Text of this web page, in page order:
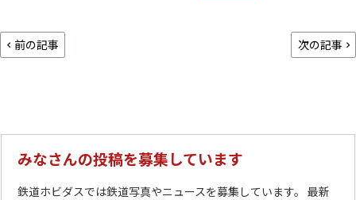
前の記事 次の記事
みなさんの投稿を募集しています
鉄道ホビダスでは鉄道写真やニュースを募集しています。 最新